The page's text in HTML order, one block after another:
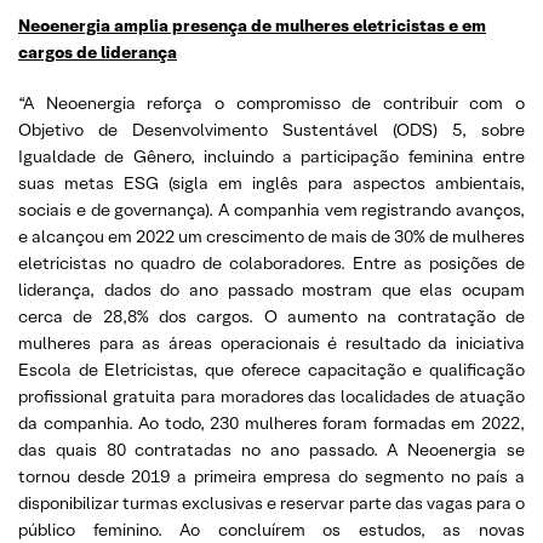
Neoenergia amplia presença de mulheres eletricistas e em
cargos de liderança
“A Neoenergia reforça o compromisso de contribuir com o
Objetivo de Desenvolvimento Sustentável (ODS) 5, sobre
Igualdade de Gênero, incluindo a participação feminina entre
suas metas ESG (sigla em inglês para aspectos ambientais,
sociais e de governança). A companhia vem registrando avanços,
e alcançou em 2022 um crescimento de mais de 30% de mulheres
eletricistas no quadro de colaboradores. Entre as posições de
liderança, dados do ano passado mostram que elas ocupam
cerca de 28,8% dos cargos. O aumento na contratação de
mulheres para as áreas operacionais é resultado da iniciativa
Escola de Eletricistas, que oferece capacitação e qualificação
profissional gratuita para moradores das localidades de atuação
da companhia. Ao todo, 230 mulheres foram formadas em 2022,
das quais 80 contratadas no ano passado. A Neoenergia se
tornou desde 2019 a primeira empresa do segmento no país a
disponibilizar turmas exclusivas e reservar parte das vagas para o
público feminino. Ao concluírem os estudos, as novas